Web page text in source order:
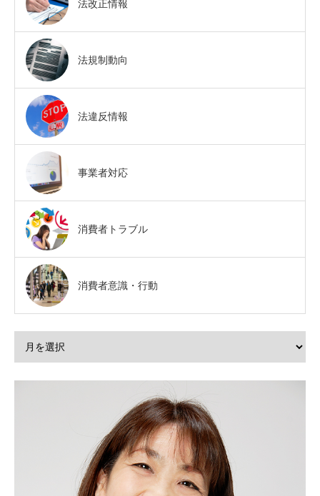
法改正情報
法規制動向
法違反情報
事業者対応
消費者トラブル
消費者意識・行動